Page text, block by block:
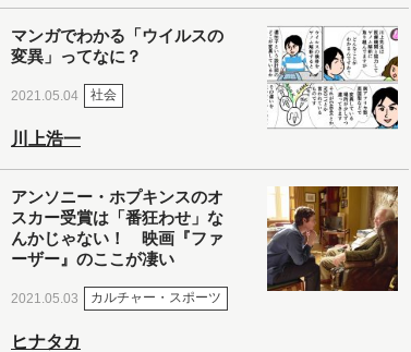
マンガでわかる「ウイルスの
変異」ってなに？
2021.05.04 社会
川上浩一
アンソニー・ホプキンスのオ
スカー受賞は「番狂わせ」な
んかじゃない！ 映画『ファ
ーザー』のここが凄い
2021.05.03 カルチャー・スポーツ
ヒナタカ